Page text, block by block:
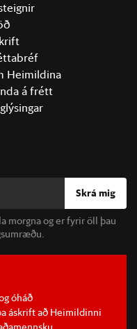
Heimildina
á frétt
Skrá mig
morgna og er fyrir öll þau
óháð
áskrift að Heimildinni